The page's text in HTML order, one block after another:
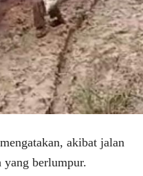
akibat jalan
yang berlumpur.